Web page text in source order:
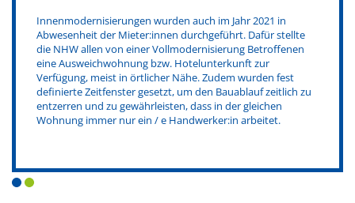
Innenmodernisierungen wurden auch im Jahr 2021 in
Abwesenheit der Mieter:innen durchgeführt. Dafür stellte
die NHW allen von einer Vollmodernisierung Betroffenen
eine Ausweichwohnung bzw. Hotelunterkunft zur
Verfügung, meist in örtlicher Nähe. Zudem wurden fest
definierte Zeitfenster gesetzt, um den Bauablauf zeitlich zu
entzerren und zu gewährleisten, dass in der gleichen
Wohnung immer nur ein / e Handwerker:in arbeitet.